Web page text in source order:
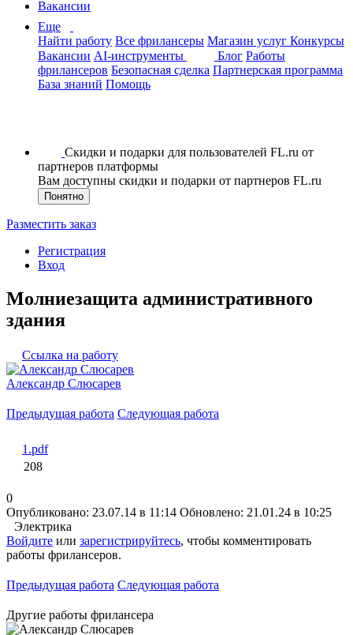
Вакансии
Еще
Найти работу Все фрилансеры Магазин услуг Конкурсы
Вакансии AI-инструменты Блог Работы
фрилансеров Безопасная сделка Партнерская программа
База знаний Помощь
Скидки и подарки для пользователей FL.ru от
партнеров платформы
Вам доступны скидки и подарки от партнеров FL.ru
Понятно
Разместить заказ
Регистрация
Вход
Молниезащита административного
здания
Ссылка на работу
Александр Слюсарев
Предыдущая работа Следующая работа
1.pdf
208
0
Опубликовано: 23.07.14 в 11:14 Обновлено: 21.01.24 в 10:25
Электрика
Войдите или зарегистрируйтесь, чтобы комментировать
работы фрилансеров.
Предыдущая работа Следующая работа
Другие работы фрилансера